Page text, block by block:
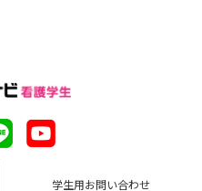
学生用お問い合わせ